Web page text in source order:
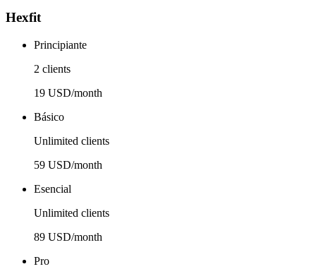
Hexfit
Principiante
2 clients
19 USD/month
Básico
Unlimited clients
59 USD/month
Esencial
Unlimited clients
89 USD/month
Pro